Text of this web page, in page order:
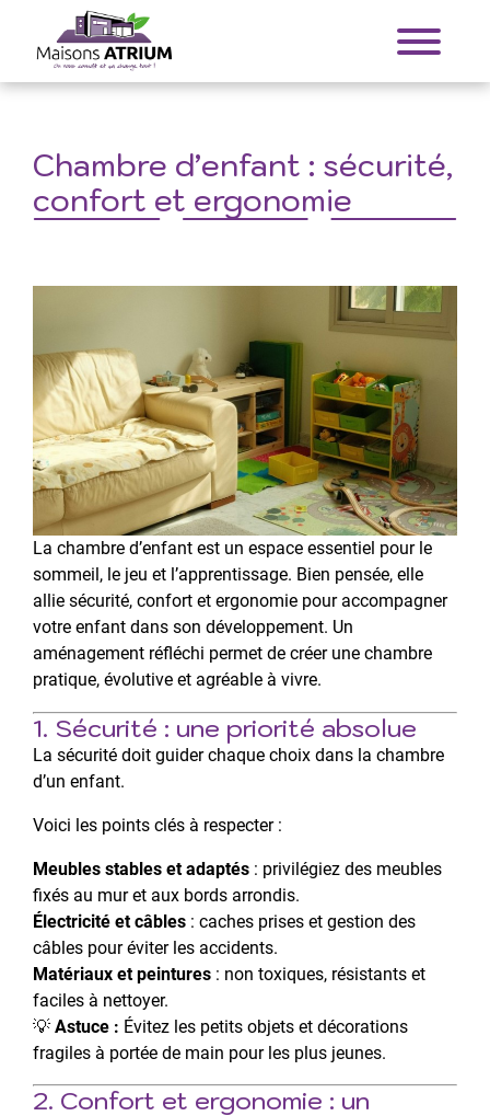
Chambre d’enfant : sécurité,
confort et ergonomie
La chambre d’enfant est un espace essentiel pour le
sommeil, le jeu et l’apprentissage. Bien pensée, elle
allie sécurité, confort et ergonomie pour accompagner
votre enfant dans son développement. Un
aménagement réfléchi permet de créer une chambre
pratique, évolutive et agréable à vivre.
1. Sécurité : une priorité absolue
La sécurité doit guider chaque choix dans la chambre
d’un enfant.
Voici les points clés à respecter :
Meubles stables et adaptés : privilégiez des meubles
fixés au mur et aux bords arrondis.
Électricité et câbles : caches prises et gestion des
câbles pour éviter les accidents.
Matériaux et peintures : non toxiques, résistants et
faciles à nettoyer.
💡Astuce : Évitez les petits objets et décorations
fragiles à portée de main pour les plus jeunes.
2. Confort et ergonomie : un